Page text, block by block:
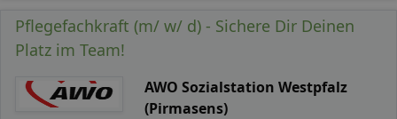
Pflegefachkraft (m/ w/ d) - Sichere Dir Deinen
Platz im Team!
AWO Sozialstation Westpfalz
(Pirmasens)